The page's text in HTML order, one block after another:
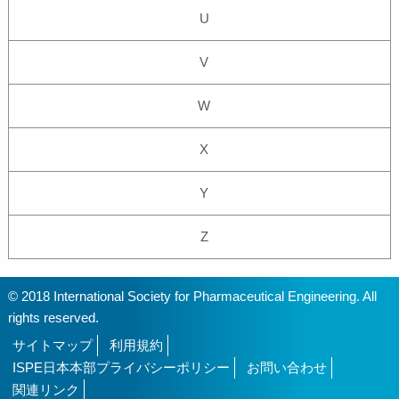
U
V
W
X
Y
Z
© 2018 International Society for Pharmaceutical Engineering. All
rights reserved.
サイトマップ
利用規約
ISPE日本本部プライバシーポリシー
お問い合わせ
関連リンク